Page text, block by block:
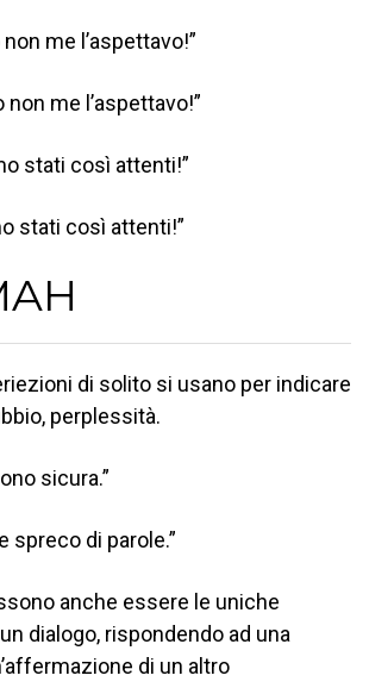
me l’aspettavo!”
non me l’aspettavo!”
stati così attenti!”
stati così attenti!”
di solito si usano per indicare
perplessità.
sicura.”
spreco di parole.”
anche essere le uniche
dialogo, rispondendo ad una
di un altro